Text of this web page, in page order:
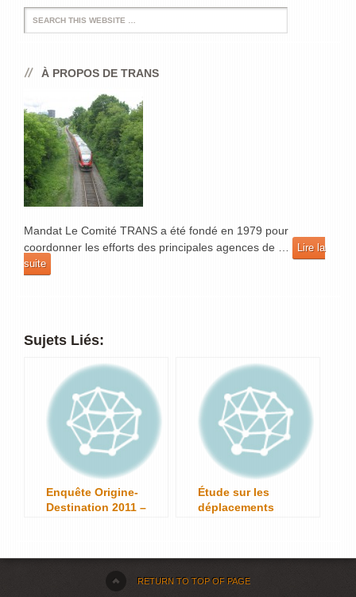
À PROPOS DE TRANS
Mandat Le Comité TRANS a été fondé en 1979 pour
coordonner les efforts des principales agences de …
Lire la
suite
Sujets Liés:
Enquête Origine-
Destination 2011 –
Étude sur les
déplacements
RETURN TO TOP OF PAGE